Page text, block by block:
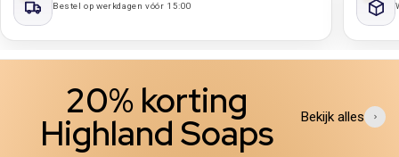
Bestel op werkdagen vóór 15:00
20% korting
Highland Soaps Bekijk alles